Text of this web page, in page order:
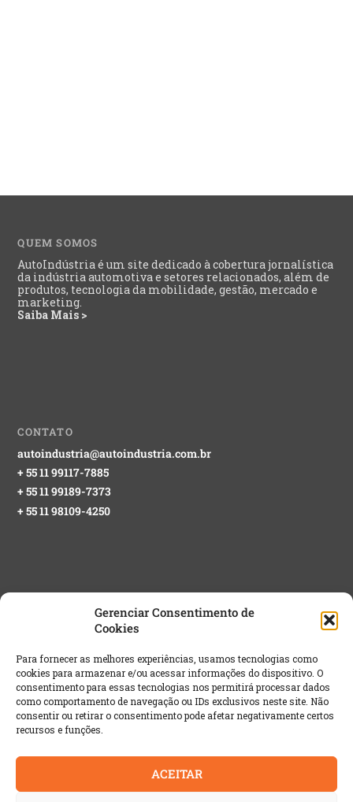
Gerenciar Consentimento de
Cookies
Para fornecer as melhores experiências, usamos tecnologias como
cookies para armazenar e/ou acessar informações do dispositivo. O
consentimento para essas tecnologias nos permitirá processar dados
como comportamento de navegação ou IDs exclusivos neste site. Não
consentir ou retirar o consentimento pode afetar negativamente certos
recursos e funções.
ACEITAR
QUEM SOMOS
AutoIndústria é um site dedicado à cobertura jornalística
da indústria automotiva e setores relacionados, além de
produtos, tecnologia da mobilidade, gestão, mercado e
marketing.
Saiba Mais >
CONTATO
autoindustria@autoindustria.com.br
+ 55 11 99117-7885
+ 55 11 99189-7373
+ 55 11 98109-4250
Email*